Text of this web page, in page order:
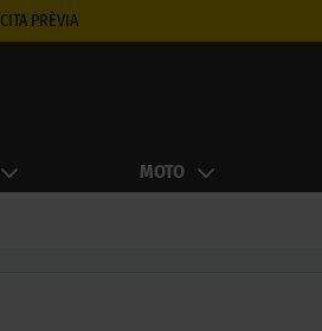
CITA PRÈVIA
MOTO